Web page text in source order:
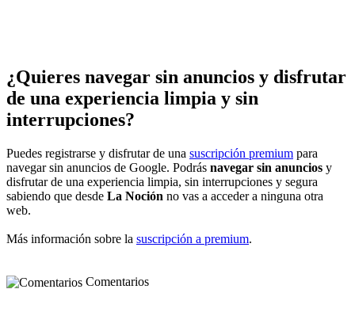
¿Quieres navegar sin anuncios y disfrutar
de una experiencia limpia y sin
interrupciones?
Puedes registrarse y disfrutar de una suscripción premium para
navegar sin anuncios de Google. Podrás navegar sin anuncios y
disfrutar de una experiencia limpia, sin interrupciones y segura
sabiendo que desde La Noción no vas a acceder a ninguna otra
web.
Más información sobre la suscripción a premium.
Comentarios